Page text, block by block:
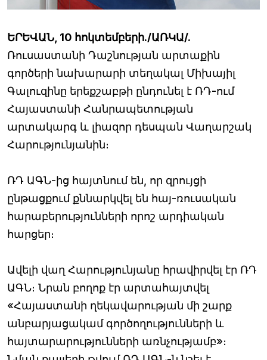
ԵՐԵՎԱՆ, 10 հոկտեմբերի./ԱՌԿԱ/.
Ռուսաստանի Դաշնության արտաքին
գործերի նախարարի տեղակալ Միխայիլ
Գալուզինը երեքշաբթի ընդունել է ՌԴ-ում
Հայաստանի Հանրապետության
արտակարգ և լիազոր դեսպան Վաղարշակ
Հարությունյանին։
ՌԴ ԱԳՆ-ից հայտնում են, որ զրույցի
ընթացքում քննարկվել են հայ-ռուսական
հարաբերությունների որոշ արդիական
հարցեր։
Ավելի վաղ Հարությունյանը հրավիրվել էր ՌԴ
ԱԳՆ։ Նրան բողոք էր արտահայտվել
«Հայաստանի ղեկավարության մի շարք
անբարյացակամ գործողությունների և
հայտարարությունների առնչությամբ»։